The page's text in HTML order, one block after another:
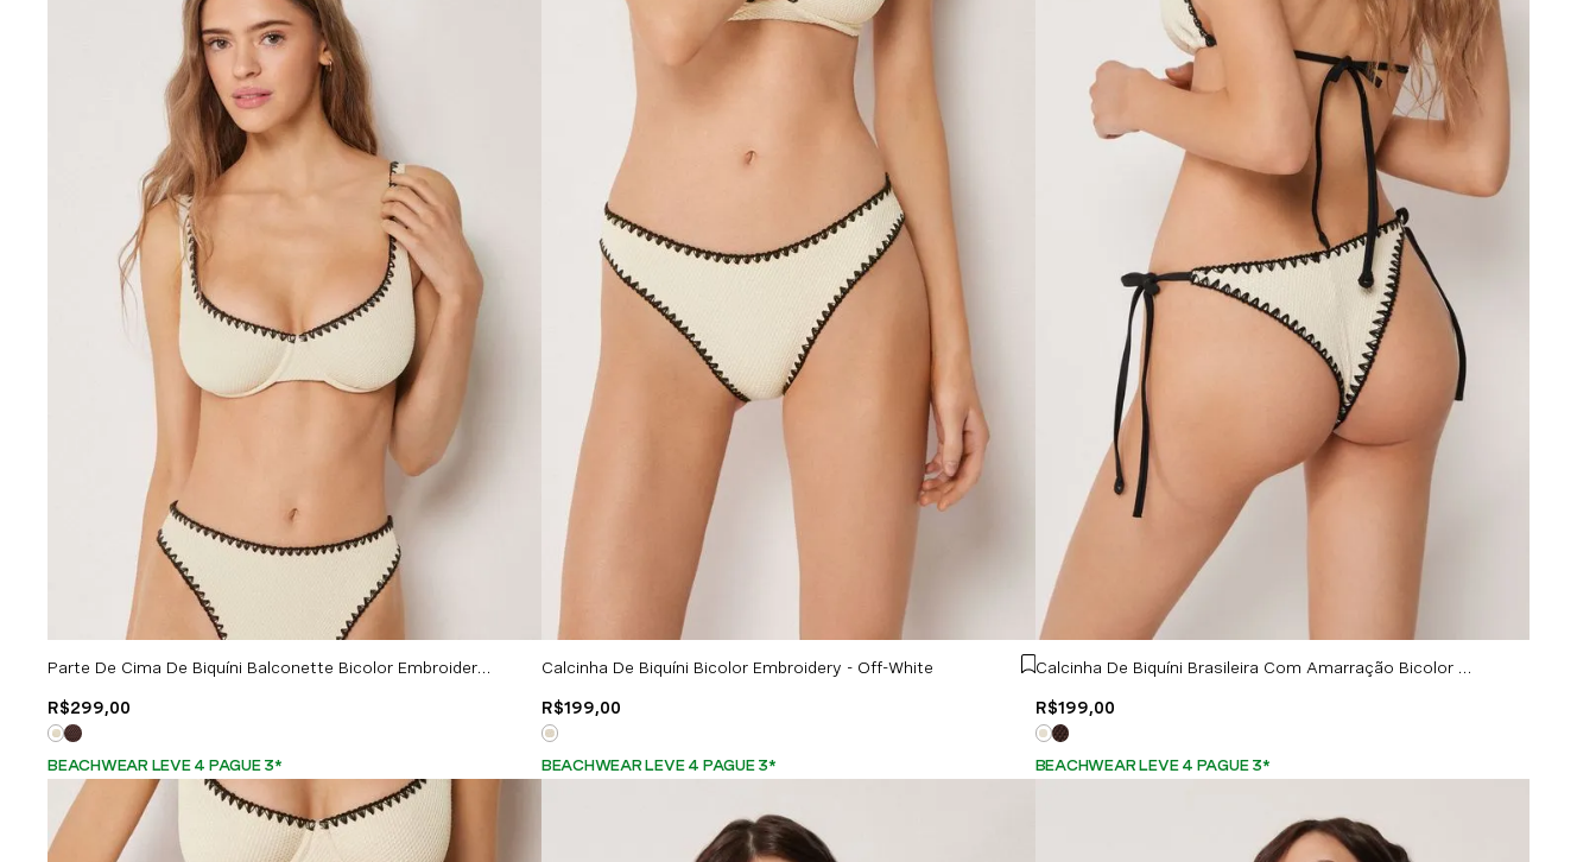
Parte De Cima De Biquíni Balconette Bicolor Embroidery - Off-White
R$299,00
BEACHWEAR LEVE 4 PAGUE 3*
Calcinha De Biquíni Bicolor Embroidery - Off-White
R$199,00
BEACHWEAR LEVE 4 PAGUE 3*
Calcinha De Biquíni Brasileira Com Amarração Bicolor Embroidery - Off-White
R$199,00
BEACHWEAR LEVE 4 PAGUE 3*